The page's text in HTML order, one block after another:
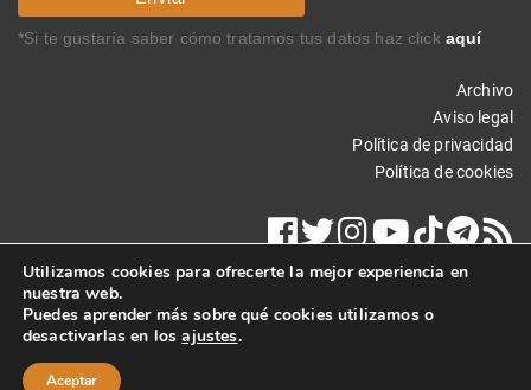
*Si te gustaría saber cómo tratamos tus datos haz click aquí
Archivo
Aviso legal
Política de privacidad
Política de cookies
Copyright © 2023 Carlos Rodríguez Braun. Todos los derechos
reservados.
Utilizamos cookies para ofrecerte la mejor experiencia en
nuestra web.
Puedes aprender más sobre qué cookies utilizamos o
desactivarlas en losajustes.
Aceptar